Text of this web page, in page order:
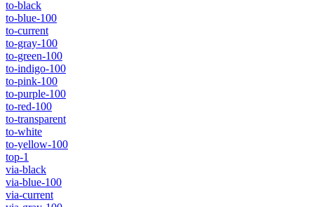
to-black
to-blue-100
to-current
to-gray-100
to-green-100
to-indigo-100
to-pink-100
to-purple-100
to-red-100
to-transparent
to-white
to-yellow-100
top-1
via-black
via-blue-100
via-current